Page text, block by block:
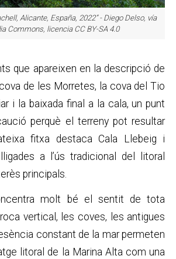
Alicante, España, 2022” - Diego Delso, vía
Commons, licencia CC BY-SA 4.0
que apareixen en la descripció de
de les Morretes, la cova del Tio
i la baixada final a la cala, un punt
perquè el terreny pot resultar
fitxa destaca Cala Llebeig i
a l’ús tradicional del litoral
principals.
molt bé el sentit de tota
roca vertical, les coves, les antigues
constant de la mar permeten
litoral de la Marina Alta com una